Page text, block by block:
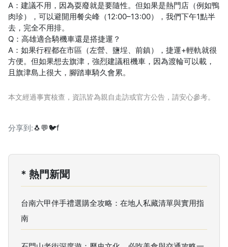
A：建議不用，因為耍廢就是要隨性。但如果是熱門店（例如鴨
肉珍），可以避開用餐尖峰（12:00–13:00），我們下午1點半
去，完全不用排。
Q：高雄適合騎機車還是搭捷運？
A：如果行程都在市區（左營、鹽埕、前鎮），捷運+輕軌就很
方便。但如果想去旗津，強烈建議租機車，因為渡輪可以載，
且旗津島上很大，腳踏車騎久會累。
本文經過事實核查，資訊皆為親自走訪或官方公告，請安心參考。
分享到:🐧💬🐦f
* 熱門新聞
台南六甲伴手禮選購全攻略：在地人私藏清單與實用指
南